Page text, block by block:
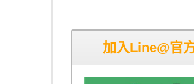
加入Line@官